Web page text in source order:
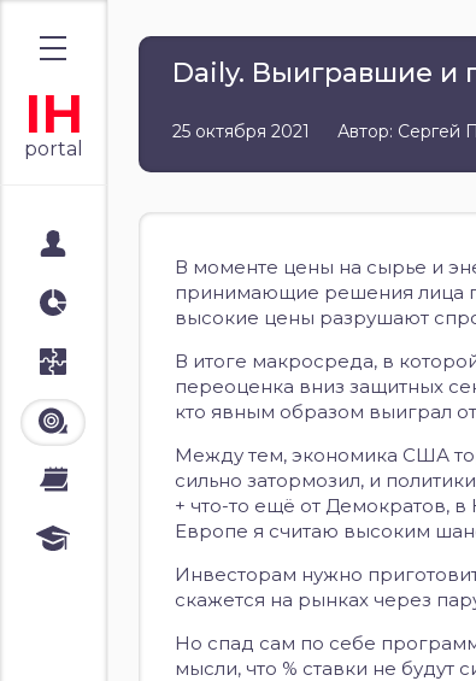
IH
portal
Аналитика
Стратегии
Лента
Календари
облигациям
Daily. Выигравшие и
25 октября 2021 Автор: Сергей
В моменте цены на сырье и
принимающие решения лица
высокие цены разрушают
В итоге макросреда, в
переоценка вниз защитных
кто явным образом выиграл
Между тем, экономика США
сильно затормозил, и
+ что-то ещё от Демократов,
Европе я считаю высоким
Инвесторам нужно
скажется на рынках через
Но спад сам по себе
мысли, что % ставки не будут